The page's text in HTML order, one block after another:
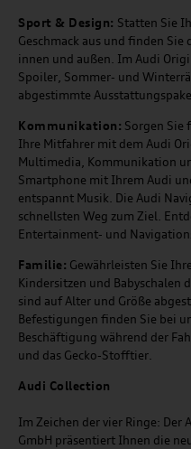
Sport & Design: Statten Sie
Geschmack aus und finden
innen und außen. Im Audi
Spoiler, Sommer- und
abgestimmte
Kommunikation: Sorgen Sie
Ihre Mitfahrer mit dem Audi
Multimedia, Kommunikation
Smartphone mit Ihrem Audi
entspannt Musik. Die Audi
schnellsten Weg zum Ziel.
Entertainment- und
Familie: Gewährleisten Sie
Kindersitzen und Babyschalen
sind auf Alter und Größe
Befestigungen finden Sie bei
Beschäftigung während der
und das Gecko-Stofftier.
Audi Collection
Im Zeichen der vier Ringe:
GmbH präsentiert Ihnen die